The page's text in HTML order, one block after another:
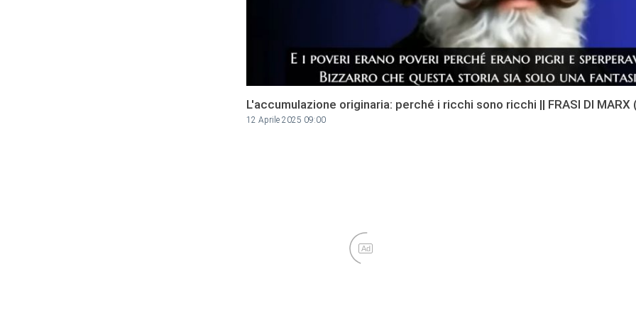
L'accumulazione originaria: perché i ricchi sono ricchi || FRASI DI MARX
12 Aprile 2025 09:00
Ad